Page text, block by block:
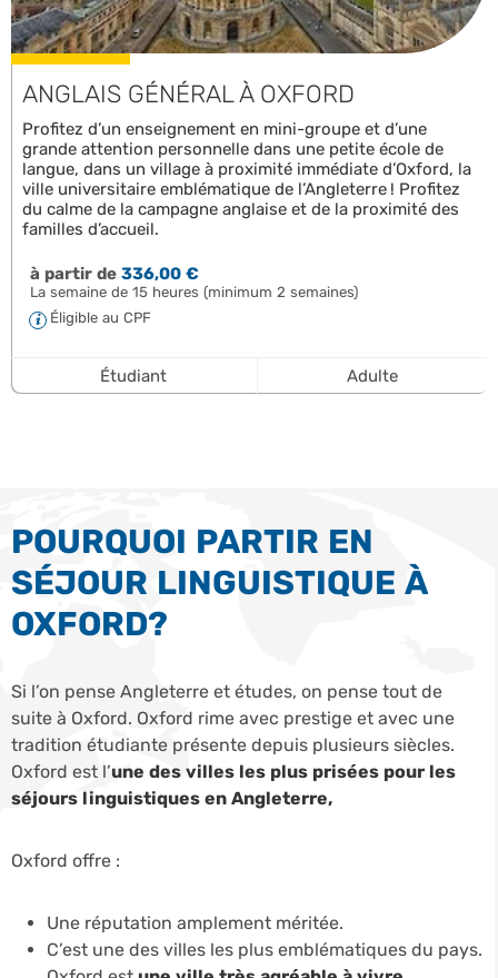
ANGLAIS GÉNÉRAL À OXFORD
Profitez d’un enseignement en mini-groupe et d’une
grande attention personnelle dans une petite école de
langue, dans un village à proximité immédiate d’Oxford, la
ville universitaire emblématique de l’Angleterre ! Profitez
du calme de la campagne anglaise et de la proximité des
familles d’accueil.
à partir de336,00 €
La semaine de 15 heures (minimum 2 semaines)
Éligible au CPF
Étudiant Adulte
POURQUOI PARTIR EN
SÉJOUR LINGUISTIQUE À
OXFORD?
Si l’on pense Angleterre et études, on pense tout de
suite à Oxford. Oxford rime avec prestige et avec une
tradition étudiante présente depuis plusieurs siècles.
Oxford est l’une des villes les plus prisées pour les
séjours linguistiques en Angleterre,
Oxford offre :
Une réputation amplement méritée.
C’est une des villes les plus emblématiques du pays.